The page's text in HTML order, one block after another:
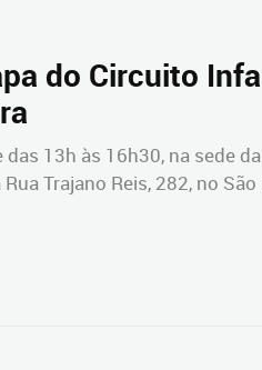
do Circuito
13h às 16h30, na sede
Trajano Reis, 282, no